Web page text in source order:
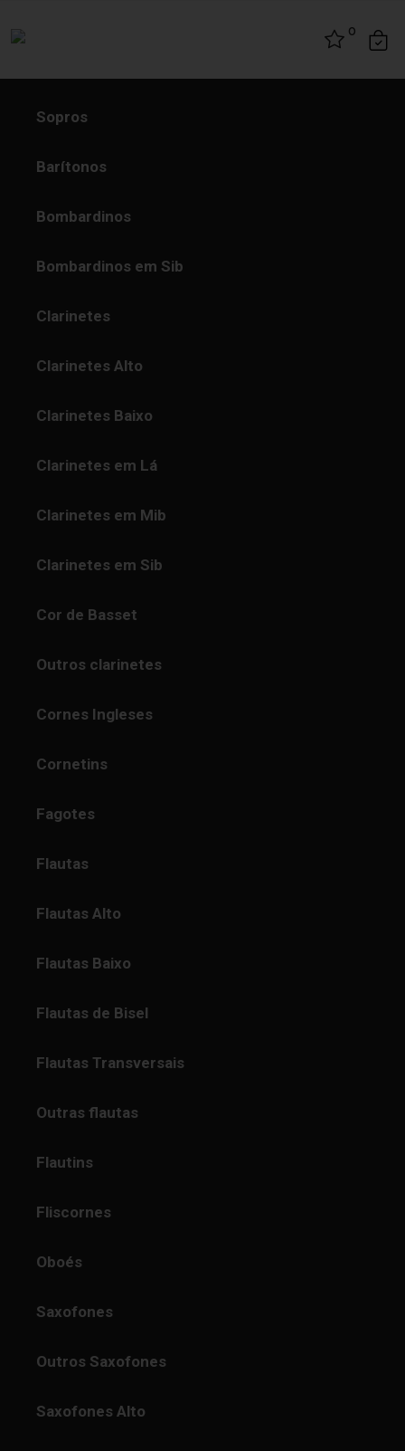
0
Sopros
Barítonos
Bombardinos
Bombardinos em Sib
Clarinetes
Clarinetes Alto
Clarinetes Baixo
Clarinetes em Lá
Clarinetes em Mib
Clarinetes em Sib
Cor de Basset
Outros clarinetes
Cornes Ingleses
Cornetins
Fagotes
Flautas
Flautas Alto
Flautas Baixo
Flautas de Bisel
Flautas Transversais
Outras flautas
Flautins
Fliscornes
Oboés
Saxofones
Outros Saxofones
Saxofones Alto